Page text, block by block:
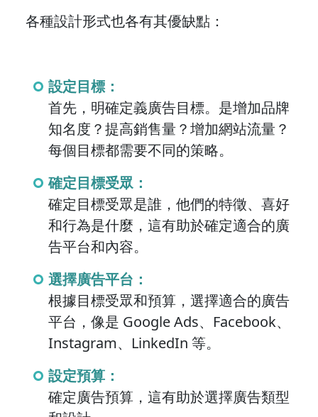
各種設計形式也各有其優缺點：
設定目標：
首先，明確定義廣告目標。是增加品牌
知名度？提高銷售量？增加網站流量？
每個目標都需要不同的策略。
確定目標受眾：
確定目標受眾是誰，他們的特徵、喜好
和行為是什麼，這有助於確定適合的廣
告平台和內容。
選擇廣告平台：
根據目標受眾和預算，選擇適合的廣告
平台，像是 Google Ads、Facebook、
Instagram、LinkedIn 等。
設定預算：
確定廣告預算，這有助於選擇廣告類型